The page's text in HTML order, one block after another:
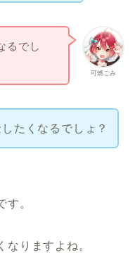
可燃ごみ
るでし
たくなるでしょ？
す。
りますよね。